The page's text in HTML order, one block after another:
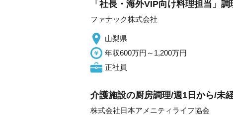
「社長・海外VIP向け料理担当」
ファナック株式会社
山梨県
年収600万円～1,200万円
正社員
介護施設の厨房調理/週1日から/未
株式会社日本アメニティライフ協会